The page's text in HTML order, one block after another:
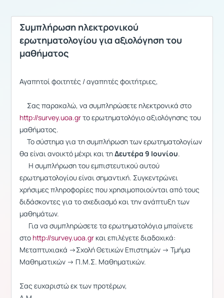
Συμπλήρωση ηλεκτρονικού
ερωτηματολογίου για αξιολόγηση του
μαθήματος
Αγαπητοί φοιτητές / αγαπητές φοιτήτριες,
Σας παρακαλώ, να συμπληρώσετε ηλεκτρονικά στο
http://survey.uoa.grτο ερωτηματολόγιο αξιολόγησης του
μαθήματος.
Το σύστημα για τη συμπλήρωση των ερωτηματολογίων
θα είναι ανοικτό μέχρι και τηΔευτέρα 9 Ιουνίου.
Η συμπλήρωση του εμπιστευτικού αυτού
ερωτηματολογίου είναι σημαντική. Συγκεντρώνει
χρήσιμες πληροφορίες που χρησιμοποιούνται από τους
διδάσκοντες για το σχεδιασμό και την ανάπτυξη των
μαθημάτων.
Για να συμπληρώσετε τα ερωτηματολόγια μπαίνετε
στο http://survey.uoa.gr και επιλέγετε διαδοχικά:
Μεταπτυχιακά ->Σχολή Θετικών Eπιστημών -> Τμήμα
Μαθηματικών -> Π.Μ.Σ. Μαθηματικών.
Σας ευχαριστώ εκ των προτέρων,